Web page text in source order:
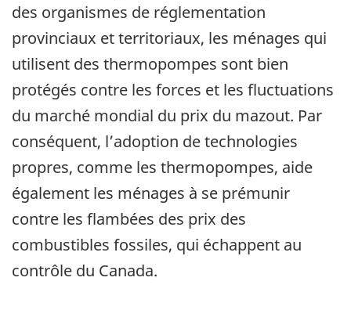
des organismes de réglementation
provinciaux et territoriaux, les ménages qui
utilisent des thermopompes sont bien
protégés contre les forces et les fluctuations
du marché mondial du prix du mazout. Par
conséquent, l’adoption de technologies
propres, comme les thermopompes, aide
également les ménages à se prémunir
contre les flambées des prix des
combustibles fossiles, qui échappent au
contrôle du Canada.